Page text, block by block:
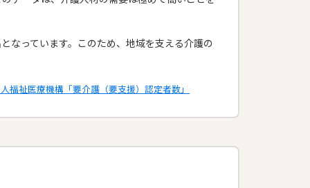
なっています。このため、地域を支える介護の
福祉医療機構「要介護（要支援）認定者数」